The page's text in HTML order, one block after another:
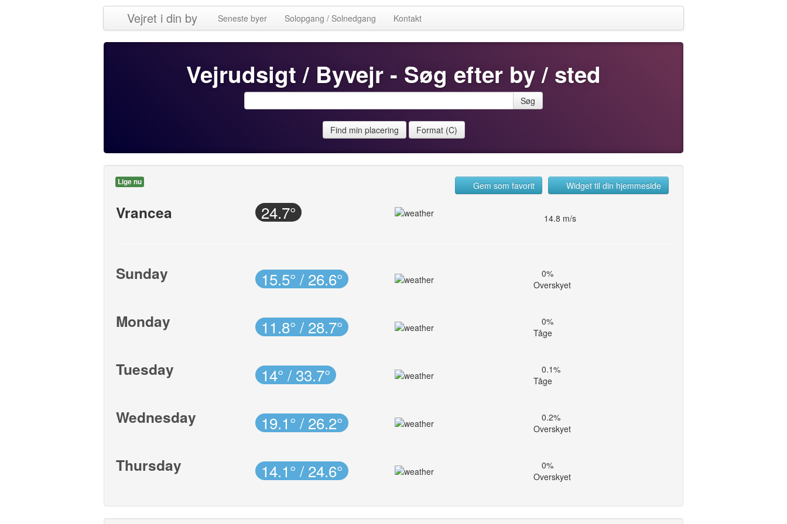
Vejret i din by Seneste byer Solopgang / Solnedgang Kontakt
Vejrudsigt / Byvejr - Søg efter by / sted
Søg
Find min placering Format (C)
Lige nu Widget til din hjemmeside
Gem som favorit
Vrancea 24.7° 14.8 m/s
Sunday 15.5° / 26.6°
0%
Overskyet
Monday 11.8° / 28.7°
0%
Tåge
Tuesday 14° / 33.7°
0.1%
Tåge
Wednesday 19.1° / 26.2°
0.2%
Overskyet
Thursday 14.1° / 24.6°
0%
Overskyet